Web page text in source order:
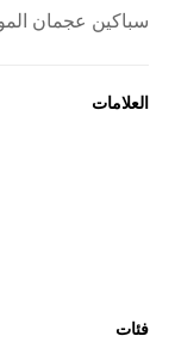
سباكين عجمان
العلامات
فئات